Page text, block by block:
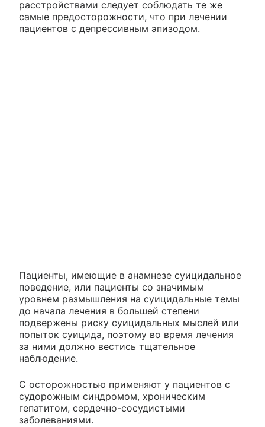
расстройствами следует соблюдать те же
самые предосторожности, что при лечении
пациентов с депрессивным эпизодом.
Пациенты, имеющие в анамнезе суицидальное
поведение, или пациенты со значимым
уровнем размышления на суицидальные темы
до начала лечения в большей степени
подвержены риску суицидальных мыслей или
попыток суицида, поэтому во время лечения
за ними должно вестись тщательное
наблюдение.
С осторожностью применяют у пациентов с
судорожным синдромом, хроническим
гепатитом, сердечно-сосудистыми
заболеваниями.